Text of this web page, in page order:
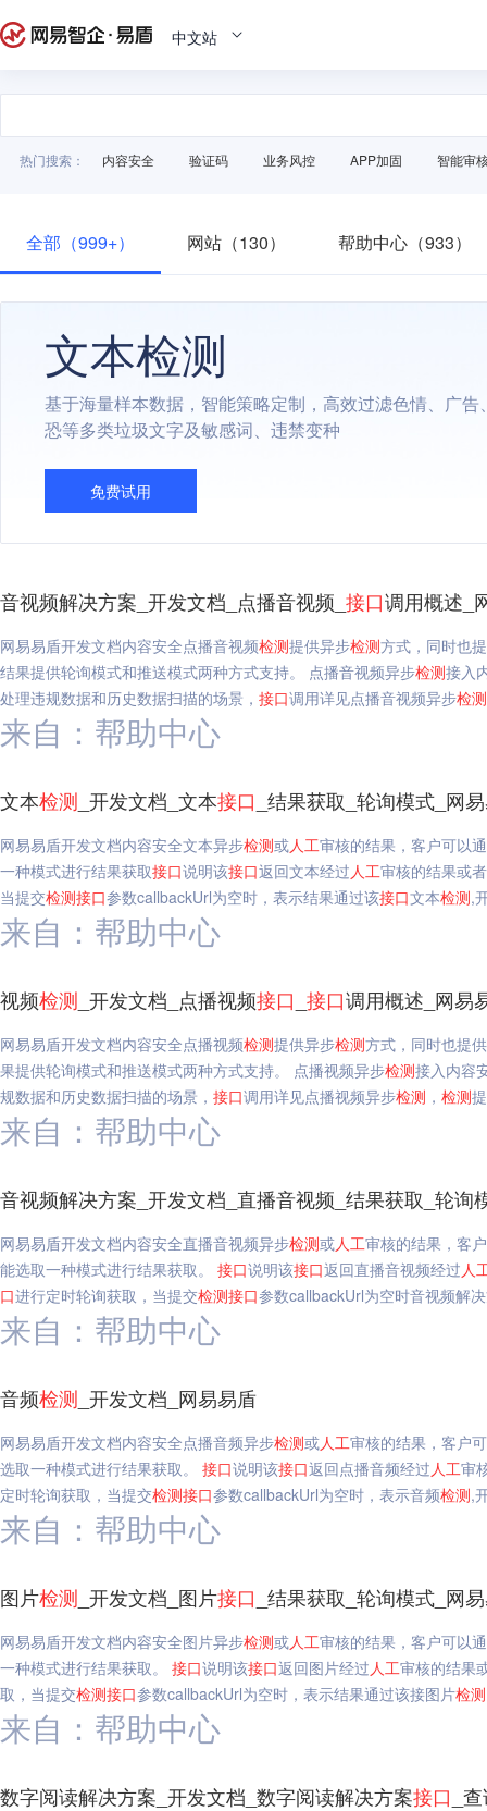
中文站
热门搜索： 内容安全 验证码 业务风控 APP加固 智能审
全部（999+） 网站（130） 帮助中心（933）
文本检测
基于海量样本数据，智能策略定制，高效过滤色情、广告
恐等多类垃圾文字及敏感词、违禁变种
免费试用
音视频解决方案_开发文档_点播音视频_ 接口调用概述_
网易易盾开发文档内容安全点播音视频检测提供异步检测方式，同时也
结果提供轮询模式和推送模式两种方式支持。 点播音视频异步检测接入
处理违规数据和历史数据扫描的场景， 接口调用详见点播音视频异步检测
来自：帮助中心
文本检测 _开发文档_文本接口 _结果获取_轮询模式_网
网易易盾开发文档内容安全文本异步检测或人工审核的结果，客户可以
一种模式进行结果获取接口说明该接口返回文本经过人工审核的结果或
当提交检测接口参数callbackUrl为空时，表示结果通过该接口文本检测,
来自：帮助中心
视频检测 _开发文档_点播视频接口 接口调用概述_网易
网易易盾开发文档内容安全点播视频检测提供异步检测方式，同时也提
果提供轮询模式和推送模式两种方式支持。 点播视频异步检测接入内容
规数据和历史数据扫描的场景， 接口调用详见点播视频异步检测 ， 检测
来自：帮助中心
音视频解决方案_开发文档_直播音视频_结果获取_轮询
网易易盾开发文档内容安全直播音视频异步检测或人工审核的结果，客
能选取一种模式进行结果获取。 接口说明该接口返回直播音视频经过人
口进行定时轮询获取，当提交检测接口参数callbackUrl为空时音视频解
来自：帮助中心
音频检测 _开发文档_网易易盾
网易易盾开发文档内容安全点播音频异步检测或人工审核的结果，客户
选取一种模式进行结果获取。 接口说明该接口返回点播音频经过人工审
定时轮询获取，当提交检测接口参数callbackUrl为空时，表示音频检测,
来自：帮助中心
图片检测 _开发文档_图片接口 _结果获取_轮询模式_网
网易易盾开发文档内容安全图片异步检测或人工审核的结果，客户可以
一种模式进行结果获取。 接口说明该接口返回图片经过人工审核的结果
取，当提交检测接口参数callbackUrl为空时，表示结果通过该接图片检测
来自：帮助中心
数字阅读解决方案_开发文档_数字阅读解决方案接口 _